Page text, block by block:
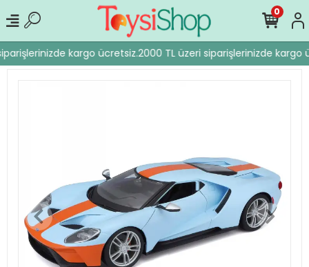
kargo ücretsiz.2000 TL üzeri siparişlerinizde kargo
0